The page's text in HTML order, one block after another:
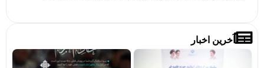
آخرین اخبار
تصاویر/
میزگردهای